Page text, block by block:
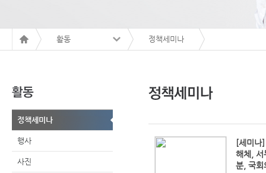
활동 정책세미나
정책세미나
행사
사진
[세미나
해체,
분, 국회